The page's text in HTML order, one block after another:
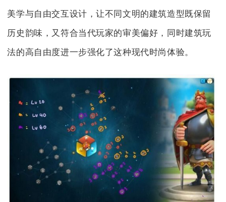
美学与自由交互设计，让不同文明的建筑造型既保留
历史韵味，又符合当代玩家的审美偏好，同时建筑玩
法的高自由度进一步强化了这种现代时尚体验。